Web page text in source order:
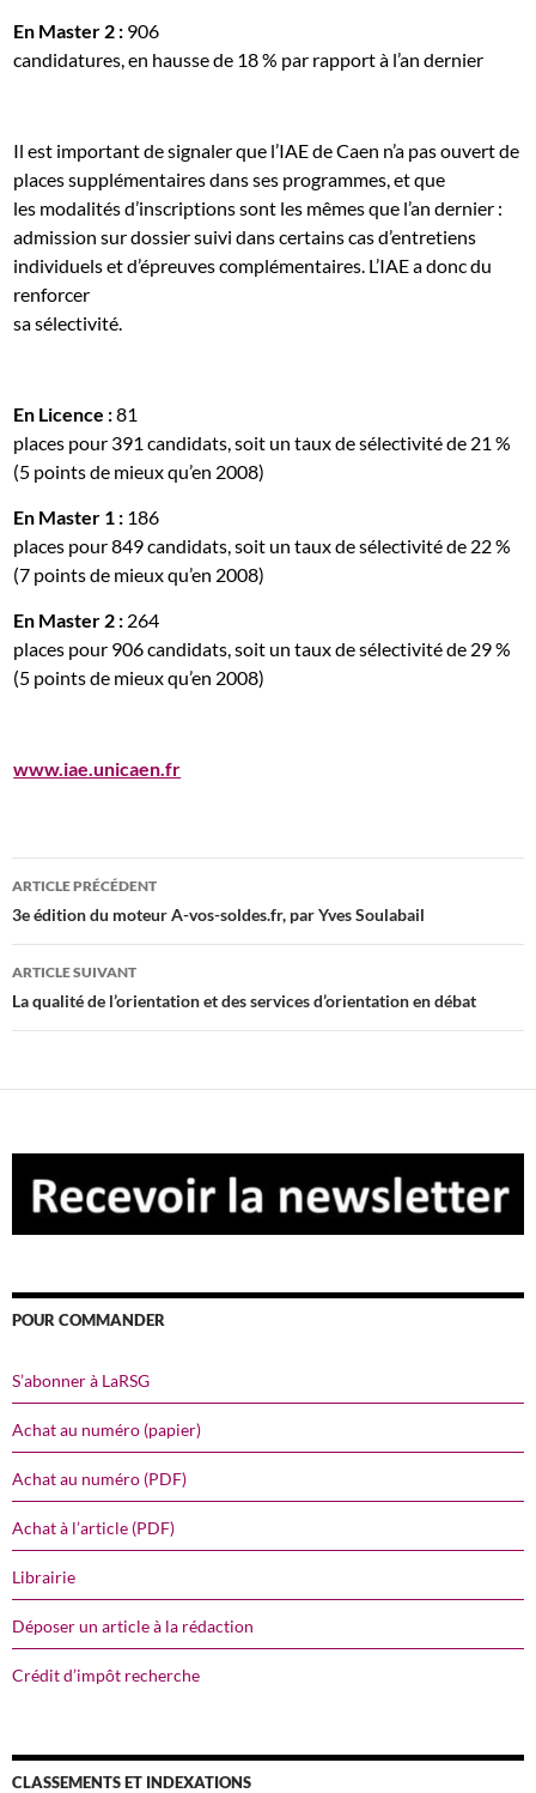
En Master 2 : 906
candidatures, en hausse de 18 % par rapport à l’an dernier
Il est important de signaler que l’IAE de Caen n’a pas ouvert de
places supplémentaires dans ses programmes, et que
les modalités d’inscriptions sont les mêmes que l’an dernier :
admission sur dossier suivi dans certains cas d’entretiens
individuels et d’épreuves complémentaires. L’IAE a donc du
renforcer
sa sélectivité.
En Licence :81
places pour 391 candidats, soit un taux de sélectivité de 21 %
(5 points de mieux qu’en 2008)
En Master 1 : 186
places pour 849 candidats, soit un taux de sélectivité de 22 %
(7 points de mieux qu’en 2008)
En Master 2 : 264
places pour 906 candidats, soit un taux de sélectivité de 29 %
(5 points de mieux qu’en 2008)
www.iae.unicaen.fr
Navigation
des
articles
ARTICLE PRÉCÉDENT
3e édition du moteur A-vos-soldes.fr, par Yves Soulabail
ARTICLE SUIVANT
La qualité de l’orientation et des services d’orientation en débat
POUR COMMANDER
S’abonner à LaRSG
Achat au numéro (papier)
Achat au numéro (PDF)
Achat à l’article (PDF)
Librairie
Déposer un article à la rédaction
Crédit d’impôt recherche
CLASSEMENTS ET INDEXATIONS